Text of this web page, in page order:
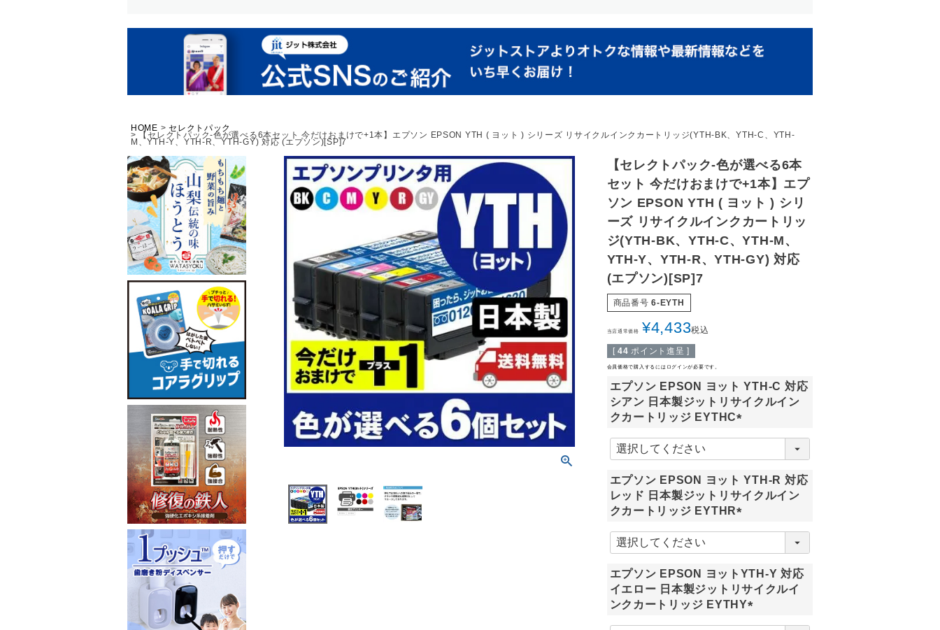
HOME セレクトパック
【セレクトパック-色が選べる6本セット 今だけおまけで+1本】エプソン EPSON YTH ( ヨット ) シリーズ リサイクルインクカートリッジ(YTH-BK、YTH-C、YTH-
M、YTH-Y、YTH-R、YTH-GY) 対応 (エプソン)[SP]7
【セレクトパック-色が選べる6本
セット 今だけおまけで+1本】エプ
ソン EPSON YTH ( ヨット ) シリ
ーズ リサイクルインクカートリッ
ジ(YTH-BK、YTH-C、YTH-M、
YTH-Y、YTH-R、YTH-GY) 対応
(エプソン)[SP]7
商品番号 6-EYTH
当店通常価格 ¥4,433税込
[ 44 ポイント進呈 ]
会員価格で購入するにはログインが必要です。
エプソン EPSON ヨット YTH-C 対応
シアン 日本製ジットリサイクルイン
クカートリッジ EYTHC
(
)
エプソン EPSON ヨット YTH-R 対応
レッド 日本製ジットリサイクルイン
クカートリッジ EYTHR
(
)
エプソン EPSON ヨットYTH-Y 対応
イエロー 日本製ジットリサイクルイ
ンクカートリッジ EYTHY
(